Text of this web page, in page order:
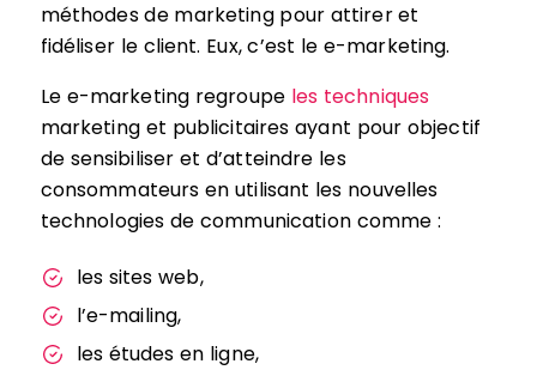
méthodes de marketing pour attirer et
fidéliser le client. Eux, c’est le e-marketing.
Le e-marketing regroupe les techniques
marketing et publicitaires ayant pour objectif
de sensibiliser et d’atteindre les
consommateurs en utilisant les nouvelles
technologies de communication comme :
les sites web,
l’e-mailing,
les études en ligne,